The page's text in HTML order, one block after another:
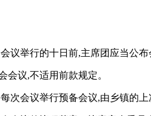
议举行的十日前,主席团应当公
会议,不适用前款规定。
次会议举行预备会议,由乡镇的上